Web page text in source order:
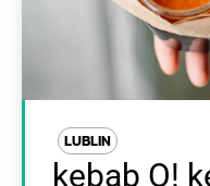
LUBLIN
kebab O!